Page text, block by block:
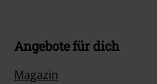
Angebote für dich
Magazin